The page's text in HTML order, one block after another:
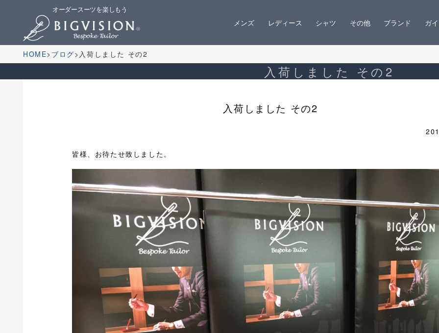
オーダースーツを楽しもう
メンズ レディース シャツ その他 ブランド ガ
HOME ブログ 入荷しました その2
入荷しました その2
入荷しました その2
皆様、お待たせ致しました。